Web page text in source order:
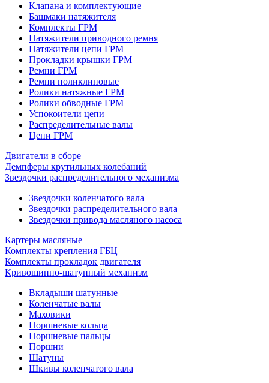
Клапана и комплектующие
Башмаки натяжителя
Комплекты ГРМ
Натяжители приводного ремня
Натяжители цепи ГРМ
Прокладки крышки ГРМ
Ремни ГРМ
Ремни поликлиновые
Ролики натяжные ГРМ
Ролики обводные ГРМ
Успокоители цепи
Распределительные валы
Цепи ГРМ
Двигатели в сборе
Демпферы крутильных колебаний
Звездочки распределительного механизма
Звездочки коленчатого вала
Звездочки распределительного вала
Звездочки привода масляного насоса
Картеры масляные
Комплекты крепления ГБЦ
Комплекты прокладок двигателя
Кривошипно-шатунный механизм
Вкладыши шатунные
Коленчатые валы
Маховики
Поршневые кольца
Поршневые пальцы
Поршни
Шатуны
Шкивы коленчатого вала